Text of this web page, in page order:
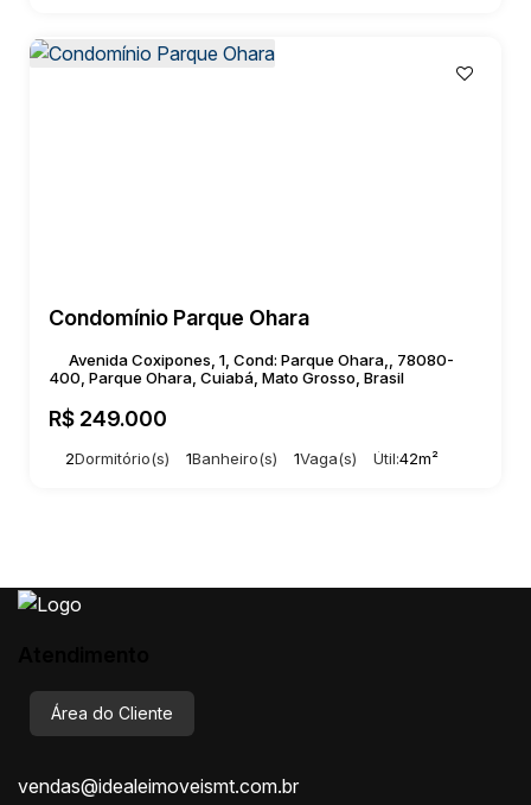
Condomínio Parque Ohara
R$ 249.000
Avenida Coxipones, 1, Cond: Parque Ohara,, 78080-
400, Parque Ohara, Cuiabá, Mato Grosso, Brasil
2Dormitório(s) 1Banheiro(s) 1Vaga(s) Útil:42m²
Área do Cliente
vendas@idealeimoveismt.com.br